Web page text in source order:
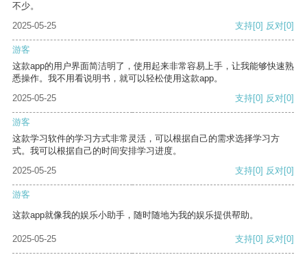
不少。
2025-05-25
支持[0] 反对[0]
游客
这款app的用户界面简洁明了，使用起来非常容易上手，让我能够快速熟
悉操作。我不用看说明书，就可以轻松使用这款app。
2025-05-25
支持[0] 反对[0]
游客
这款学习软件的学习方式非常灵活，可以根据自己的需求选择学习方
式。我可以根据自己的时间安排学习进度。
2025-05-25
支持[0] 反对[0]
游客
这款app就像我的娱乐小助手，随时随地为我的娱乐提供帮助。
2025-05-25 支持[0] 反对[0]